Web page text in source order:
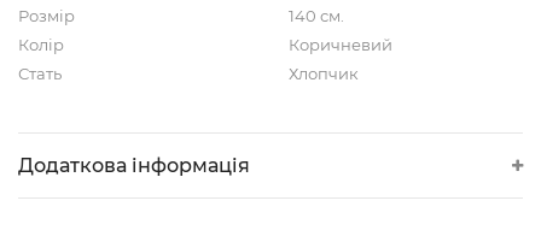
Розмір
140 см.
Колір
Коричневий
Стать
Хлопчик
Додаткова інформація